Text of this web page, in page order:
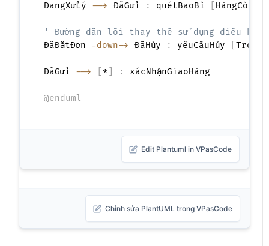
ĐangXửLý --> ĐãGửi : quétBaoBì
' Đường dẫn lỗi thay thế sử dụng điều
ĐãĐặtĐơn -down-> ĐãHủy : yêuCầuHủy [
ĐãGửi --> * : xácNhậnGiaoHàng
@enduml
Edit Plantuml in VPasCode
Chỉnh sửa PlantUML trong VPasCode